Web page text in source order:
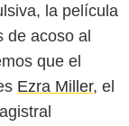
la película
de acoso al
que el
Ezra Miller, el